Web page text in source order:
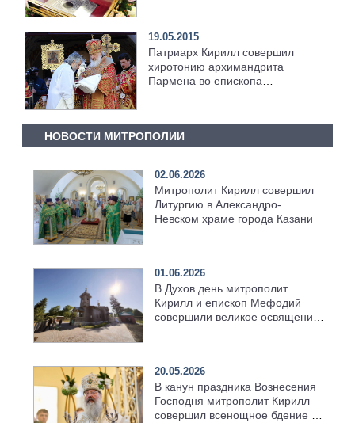
19.05.2015
Патриарх Кирилл совершил
хиротонию архимандрита
Пармена во епископа
НОВОСТИ МИТРОПОЛИИ
02.06.2026
Митрополит Кирилл совершил
Литургию в Александро-
Невском храме города Казани
01.06.2026
В Духов день митрополит
Кирилл и епископ Мефодий
совершили великое освящение
20.05.2026
В канун праздника Вознесения
Господня митрополит Кирилл
совершил всенощное бдение в